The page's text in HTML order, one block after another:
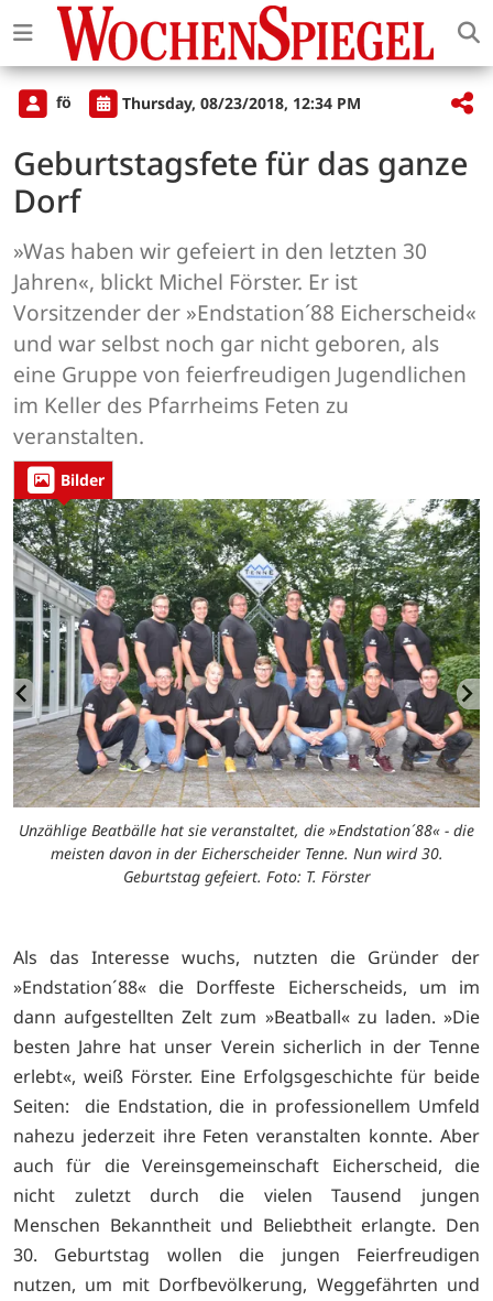
fö Thursday, 08/23/2018, 12:34 PM
Geburtstagsfete für das ganze
Dorf
»Was haben wir gefeiert in den letzten 30
Jahren«, blickt Michel Förster. Er ist
Vorsitzender der »Endstation´88 Eicherscheid«
und war selbst noch gar nicht geboren, als
eine Gruppe von feierfreudigen Jugendlichen
im Keller des Pfarrheims Feten zu
veranstalten.
Bilder
Unzählige Beatbälle hat sie veranstaltet, die »Endstation´88« - die
meisten davon in der Eicherscheider Tenne. Nun wird 30.
Geburtstag gefeiert. Foto: T. Förster
Als das Interesse wuchs, nutzten die Gründer der
»Endstation´88« die Dorffeste Eicherscheids, um im
dann aufgestellten Zelt zum »Beatball« zu laden. »Die
besten Jahre hat unser Verein sicherlich in der Tenne
erlebt«, weiß Förster. Eine Erfolgsgeschichte für beide
Seiten: die Endstation, die in professionellem Umfeld
nahezu jederzeit ihre Feten veranstalten konnte. Aber
auch für die Vereinsgemeinschaft Eicherscheid, die
nicht zuletzt durch die vielen Tausend jungen
Menschen Bekanntheit und Beliebtheit erlangte. Den
30. Geburtstag wollen die jungen Feierfreudigen
nutzen, um mit Dorfbevölkerung, Weggefährten und